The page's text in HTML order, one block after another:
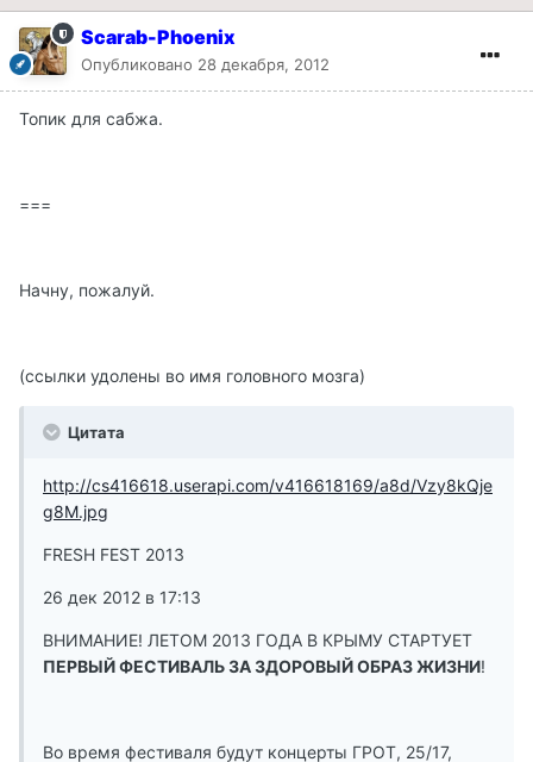
Scarab-Phoenix
Опубликовано 28 декабря, 2012
Топик для сабжа.
===
Начну, пожалуй.
(ссылки удолены во имя головного мозга)
Цитата
http://cs416618.userapi.com/v416618169/a8d/Vzy8kQje
g8M.jpg
FRESH FEST 2013
26 дек 2012 в 17:13
ВНИМАНИЕ! ЛЕТОМ 2013 ГОДА В КРЫМУ СТАРТУЕТ
ПЕРВЫЙ ФЕСТИВАЛЬ ЗА ЗДОРОВЫЙ ОБРАЗ ЖИЗНИ!
Во время фестиваля будут концерты ГРОТ, 25/17,